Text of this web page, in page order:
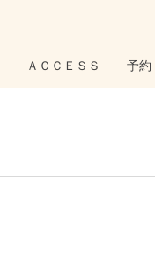
ＡＣＣＥＳＳ 予約